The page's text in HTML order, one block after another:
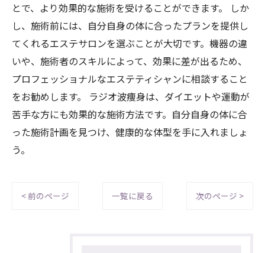
とで、より効果的な施術を受けることができます。 しか
し、施術前には、自分自身の体に合ったプランを提供し
てくれるエステサロンを選ぶことが大切です。機器の違
いや、施術者のスキルによって、効果に差が出るため、
プロフェッショナルなエステティシャンに相談すること
をお勧めします。 ラジオ波痩身は、ダイエットや運動が
苦手な方にも効果的な施術方法です。自分自身の体に合
った施術計画を見つけ、健康的な体型を手に入れましょ
う。
< 前のページ 一覧に戻る 次のページ >